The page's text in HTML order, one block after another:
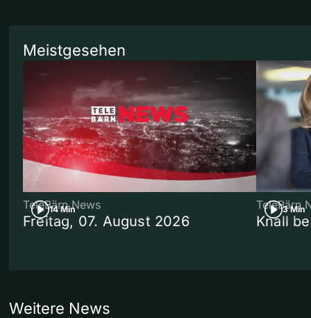
Meistgesehen
14 Min
TeleBärn News
Freitag, 07. August 2026
3 Min
TeleBärn
Knall
Weitere News